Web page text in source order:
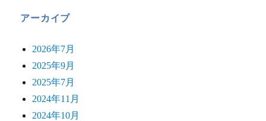
アーカイブ
2026年7月
2025年9月
2025年7月
2024年11月
2024年10月